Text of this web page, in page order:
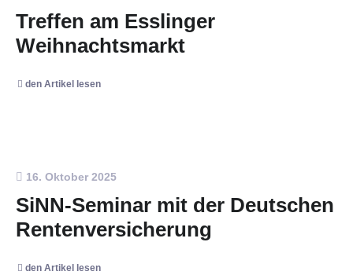
Treffen am Esslinger
Weihnachtsmarkt
den Artikel lesen
16. Oktober 2025
SiNN-Seminar mit der Deutschen
Rentenversicherung
den Artikel lesen